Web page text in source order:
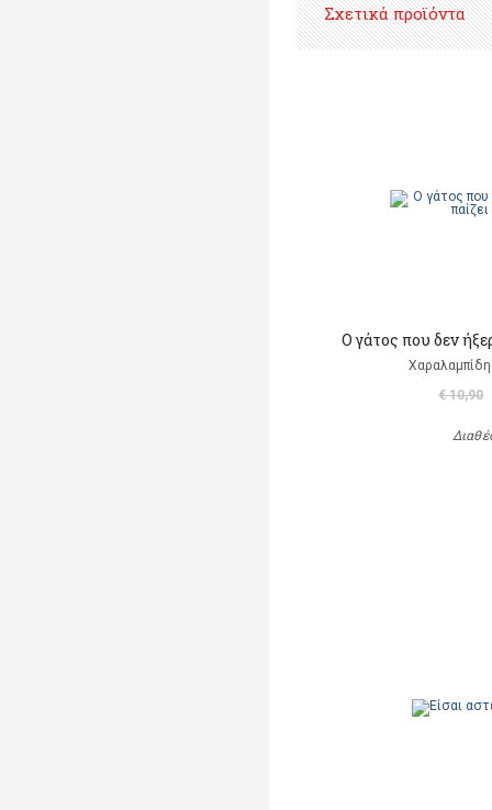
Σχετικά προϊόντα
Ο γάτος που δεν
€ 10,90